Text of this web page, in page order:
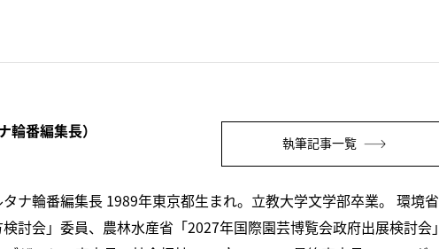
輪番編集長）
執筆記事一覧
ナ輪番編集長 1989年東京都生まれ。立教大学文学部卒業。 環境省
討会」委員、農林水産省「2027年国際園芸博覧会政府出展検討会」